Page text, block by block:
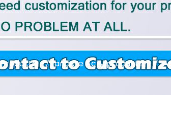
Produkte andere Acrylprodukte